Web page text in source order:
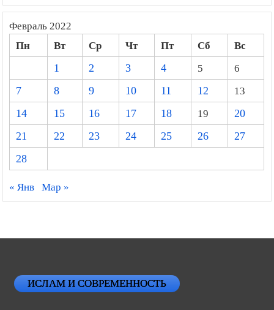
Февраль 2022
Пн Вт Ср Чт Пт Сб
Вс
1
2 3 4 5
6
7
8 9 10 11 12
13
14
15 16 17 18 19
20
21
22 23 24 25 26
27
28
« Янв Мар »
ИСЛАМ И СОВРЕМЕННОСТЬ